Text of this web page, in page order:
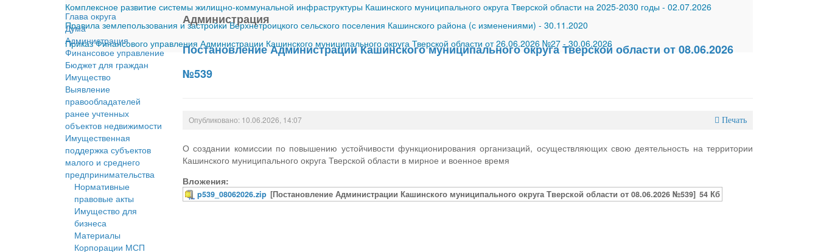
Комплексное развитие системы жилищно-коммунальной инфраструктуры Кашинского муниципального округа Тверской области на 2025-2030 годы - 02.07.2026
Правила землепользования и застройки Верхнетроицкого сельского поселения Кашинского района (с изменениями) - 30.11.2020
Приказ Финансового управления Администрации Кашинского муниципального округа Тверской области от 26.06.2026 №27-30.06.2026
Глава округа
Дума
Администрация
Финансовое управление
Бюджет для граждан
Имущество
Выявление
правообладателей
ранее учтенных
объектов недвижимости
Имущественная
поддержка субъектов
малого и среднего
предпринимательства
Нормативные
правовые акты
Имущество для
бизнеса
Материалы
Корпорации МСП
Администрация
Постановление Администрации Кашинского муниципального округа Тверской области от 08.06.2026
№539
Опубликовано: 10.06.2026, 14:07 Печать
О создании комиссии по повышению устойчивости функционирования организаций, осуществляющих свою деятельность на территории
Кашинского муниципального округа Тверской области в мирное и военное время
Вложения:
p539_08062026.zip [Постановление Администрации Кашинского муниципального округа Тверской области от 08.06.2026 №539] 54 Кб